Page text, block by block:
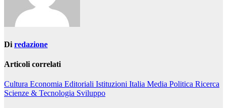
Di redazione
Articoli correlati
Cultura Economia Editoriali Istituzioni Italia Media Politica Ricerca
Scienze & Tecnologia Sviluppo